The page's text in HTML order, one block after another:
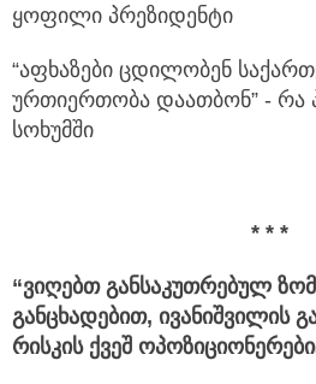
ყოფილი პრეზიდენტი
“აფხაზები ცდილობენ
ურთიერთობა დაათბონ” - რა
სოხუმში
* * *
“ვიღებთ განსაკუთრებულ
განცხადებით, ივანიშვილის
რისკის ქვეშ